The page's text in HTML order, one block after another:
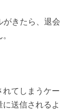
がきたら、退会
れてしまうケー
送信されるよ